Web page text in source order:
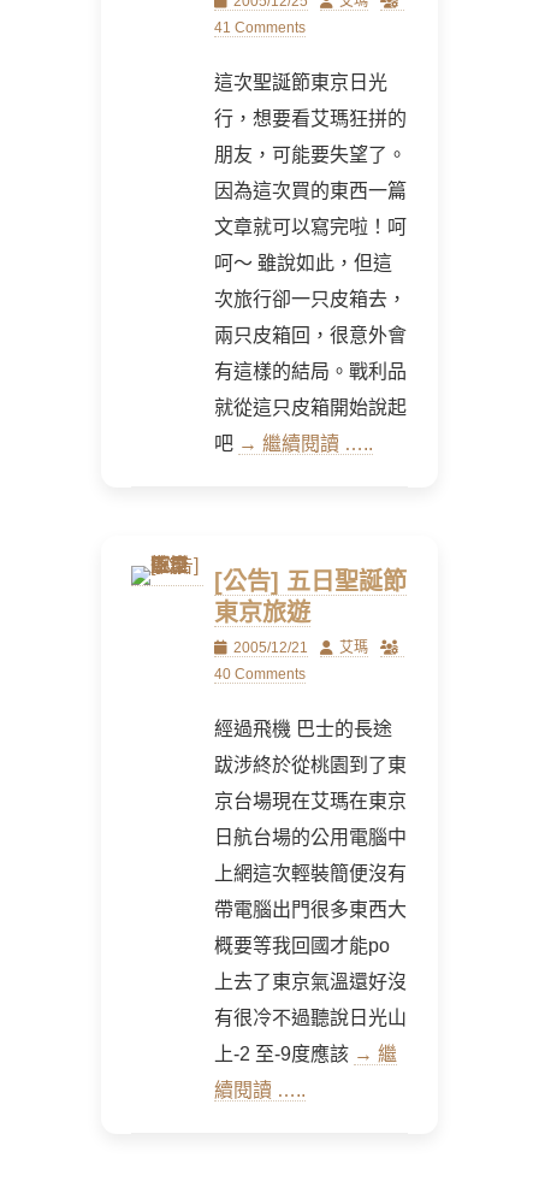
on
41 Comments
這次聖誕節東京日光
行，想要看艾瑪狂拼的
朋友，可能要失望了。
因為這次買的東西一篇
文章就可以寫完啦！呵
呵～ 雖說如此，但這
次旅行卻一只皮箱去，
兩只皮箱回，很意外會
有這樣的結局。戰利品
就從這只皮箱開始說起
吧 → 繼續閱讀 …..
[公告] 五日聖誕節
東京旅遊
Posted
on
2005/12/21 Author
艾瑪
40 Comments
經過飛機 巴士的長途
跋涉終於從桃園到了東
京台場現在艾瑪在東京
日航台場的公用電腦中
上網這次輕裝簡便沒有
帶電腦出門很多東西大
概要等我回國才能po
上去了東京氣溫還好沒
有很冷不過聽說日光山
上-2 至-9度應該 → 繼
續閱讀 …..